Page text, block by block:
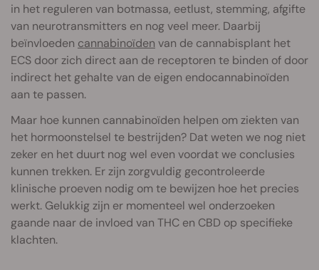
in het reguleren van botmassa, eetlust, stemming, afgifte
van neurotransmitters en nog veel meer. Daarbij
beïnvloeden cannabinoïden van de cannabisplant het
ECS door zich direct aan de receptoren te binden of door
indirect het gehalte van de eigen endocannabinoïden
aan te passen.
Maar hoe kunnen cannabinoïden helpen om ziekten van
het hormoonstelsel te bestrijden? Dat weten we nog niet
zeker en het duurt nog wel even voordat we conclusies
kunnen trekken. Er zijn zorgvuldig gecontroleerde
klinische proeven nodig om te bewijzen hoe het precies
werkt. Gelukkig zijn er momenteel wel onderzoeken
gaande naar de invloed van THC en CBD op specifieke
klachten.